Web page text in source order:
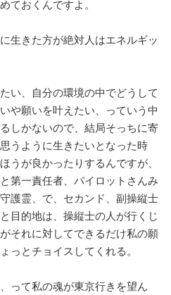
ておくんですよ。
生きた方が絶対人はエネルギッ
い、自分の環境の中でどうして
や願いを叶えたい、っていう中
しかないので、結局そっちに寄
うように生きたいとなった時
うが良かったりするんですが、
第一責任者、パイロットさんみ
護霊、で、セカンド、副操縦士
目的地は、操縦士の人が行くじ
それに対してできるだけ私の願
っとチョイスしてくれる。
って私の魂が東京行きを望ん